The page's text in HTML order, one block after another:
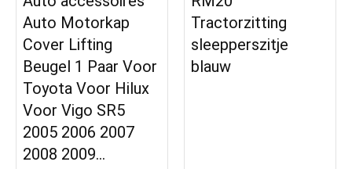
Auto Motorkap
Cover Lifting
Beugel 1 Paar Voor
Toyota Voor Hilux
Voor Vigo SR5
2005 2006 2007
2008 2009…
Tractorzitting
sleepperszitje
blauw